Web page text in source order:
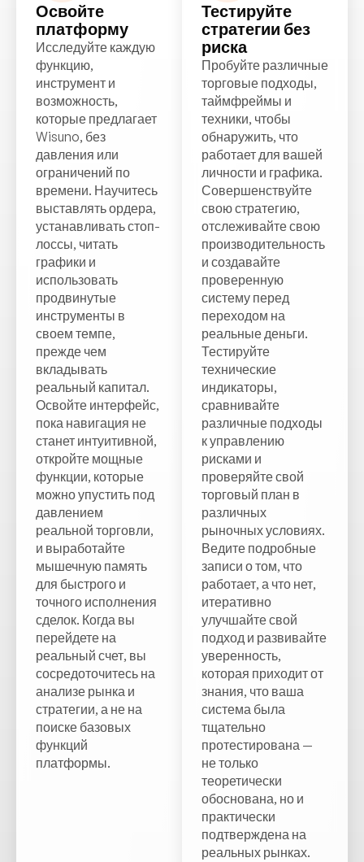
Освойте
платформу
Исследуйте каждую
функцию,
инструмент и
возможность,
которые предлагает
Wisuno, без
давления или
ограничений по
времени. Научитесь
выставлять ордера,
устанавливать стоп-
лоссы, читать
графики и
использовать
продвинутые
инструменты в
своем темпе,
прежде чем
вкладывать
реальный капитал.
Освойте интерфейс,
пока навигация не
станет интуитивной,
откройте мощные
функции, которые
можно упустить под
давлением
реальной торговли,
и выработайте
мышечную память
для быстрого и
точного исполнения
сделок. Когда вы
перейдете на
реальный счет, вы
сосредоточитесь на
анализе рынка и
стратегии, а не на
поиске базовых
функций
платформы.
Тестируйте
стратегии без
риска
Пробуйте различные
торговые подходы,
таймфреймы и
техники, чтобы
обнаружить, что
работает для вашей
личности и графика.
Совершенствуйте
свою стратегию,
отслеживайте свою
производительность
и создавайте
проверенную
систему перед
переходом на
реальные деньги.
Тестируйте
технические
индикаторы,
сравнивайте
различные подходы
к управлению
рисками и
проверяйте свой
торговый план в
различных
рыночных условиях.
Ведите подробные
записи о том, что
работает, а что нет,
итеративно
улучшайте свой
подход и развивайте
уверенность,
которая приходит от
знания, что ваша
система была
тщательно
протестирована —
не только
теоретически
обоснована, но и
практически
подтверждена на
реальных рынках.